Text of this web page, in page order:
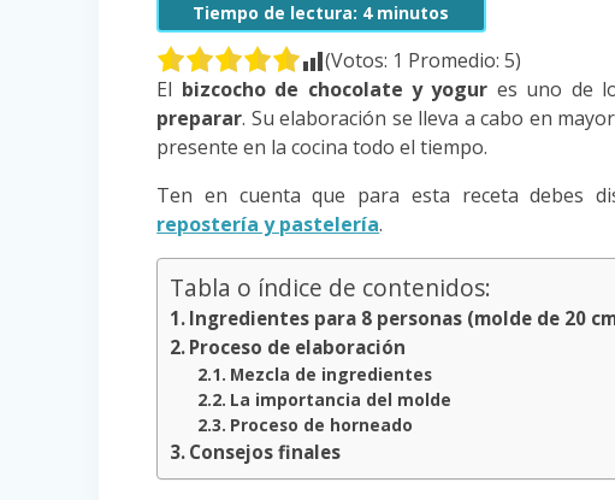
Tiempo de lectura: 4 minutos
(Votos: 1 Promedio:5)
El bizcocho de chocolate y yogur es uno de
preparar. Su elaboración se lleva a cabo en
presente en la cocina todo el tiempo.
Ten en cuenta que para esta receta debes
repostería y pastelería.
Tabla o índice de contenidos:
Ingredientes para 8 personas (molde de 20
Proceso de elaboración
Mezcla de ingredientes
La importancia del molde
Proceso de horneado
Consejos finales